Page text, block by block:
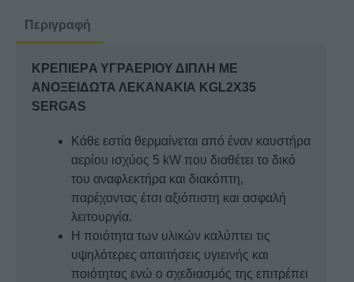
ΛΕΚΑΝΑΚΙΑ
KGL2X35
ποσότητα
Περιγραφή
ΚΡΕΠΙΕΡA ΥΓΡΑΕΡΙΟΥ ΔΙΠΛΗ ΜΕ
ΑΝΟΞΕΙΔΩΤΑ ΛΕΚΑΝΑΚΙΑ KGL2X35
SERGAS
Κάθε εστία θερμαίνεται από έναν καυστήρα
αερίου ισχύος 5 kW που διαθέτει το δικό
του αναφλεκτήρα και διακόπτη,
παρέχοντας έτσι αξιόπιστη και ασφαλή
λειτουργία.
Η ποιότητα των υλικών καλύπτει τις
υψηλότερες απαιτήσεις υγιεινής και
ποιότητας ενώ ο σχεδιασμός της επιτρέπει